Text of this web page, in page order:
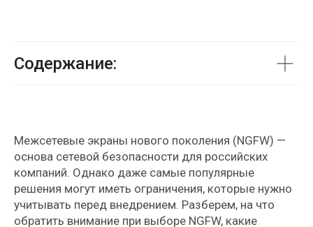
Содержание:
Межсетевые экраны нового поколения (NGFW) —
основа сетевой безопасности для российских
компаний. Однако даже самые популярные
решения могут иметь ограничения, которые нужно
учитывать перед внедрением. Разберем, на что
обратить внимание при выборе NGFW, какие